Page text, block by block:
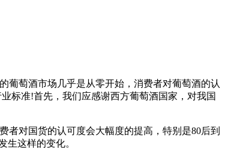
葡萄酒市场几乎是从零开始，消费者对葡萄酒的认
标准!首先，我们应感谢西方葡萄酒国家，对我国
对国货的认可度会大幅度的提高，特别是80后到
生这样的变化。